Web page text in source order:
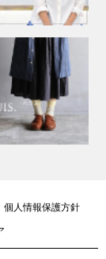
個人情報保護方針